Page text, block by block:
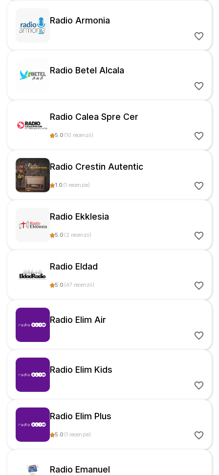
Radio Armonia
Radio Betel Alcala
Radio Calea Spre Cer
5.0 (10 recenzii)
Radio Crestin Autentic
1.0 (1 recenzie)
Radio Ekklesia
5.0 (2 recenzii)
Radio Eldad
5.0 (47 recenzii)
Radio Elim Air
Radio Elim Kids
Radio Elim Plus
5.0 (1 recenzie)
Radio Emanuel